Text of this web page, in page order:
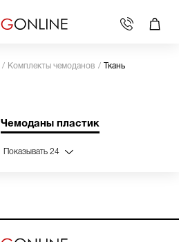
Комплекты чемоданов Ткань
Чемоданы пластик
Показывать 24